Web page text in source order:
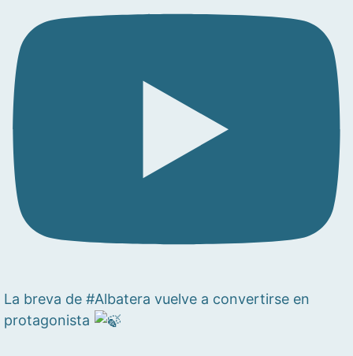
La breva de #Albatera vuelve a convertirse en
protagonista